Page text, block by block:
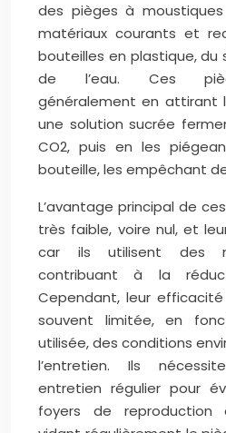
des pièges à
matériaux courants et
bouteilles en plastique, du
de l’eau. Ces
généralement en attirant
une solution sucrée
CO2, puis en les
bouteille, les empêchant
L’avantage principal de
très faible, voire nul, et
car ils utilisent des
contribuant à la
Cependant, leur
souvent limitée, en
utilisée, des conditions
l’entretien. Ils
entretien régulier pour
foyers de reproduction